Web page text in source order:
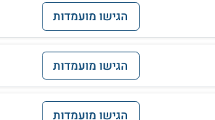
הגישו מועמדות
הגישו מועמדות
הגישו מועמדות